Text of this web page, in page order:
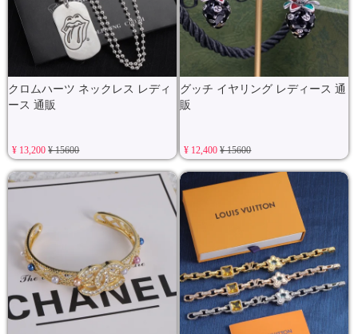
クロムハーツ ネックレス レディ
ース 通販
¥ 13,200¥ 15600
グッチ イヤリング レディース 通
販
¥ 12,400¥ 15600